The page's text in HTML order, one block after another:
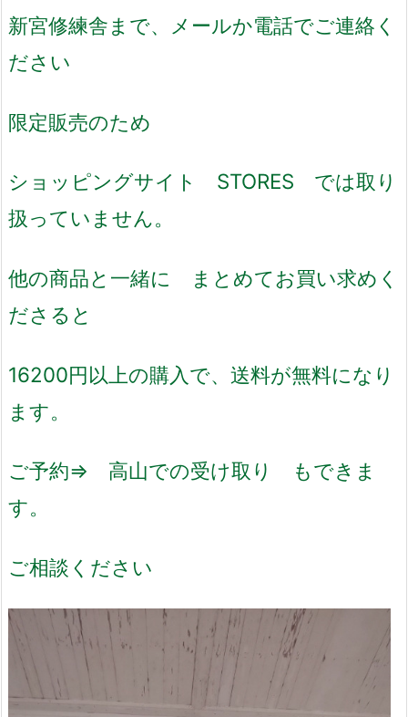
新宮修練舎まで、メールか電話でご連絡く
ださい
限定販売のため
ショッピングサイト STORES では取り
扱っていません。
他の商品と一緒に まとめてお買い求めく
ださると
16200円以上の購入で、送料が無料になり
ます。
ご予約⇒ 高山での受け取り もできま
す。
ご相談ください